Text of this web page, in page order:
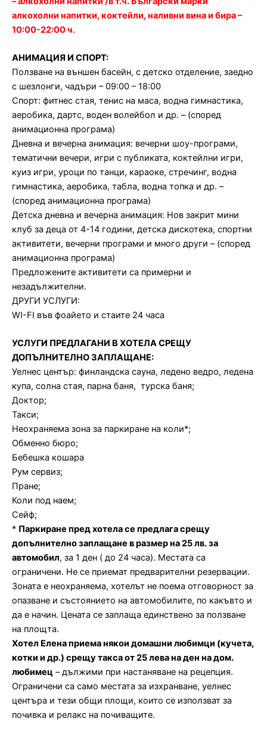
алкохолни напитки, коктейли, наливни вина и бира –
10:00-22:00 ч.
АНИМАЦИЯ И СПОРТ:
Ползване на външен басейн, с детскo отделениe, заедно
с шезлонги, чадъри – 09:00 – 18:00
Спорт: фитнес стая, тенис на маса, водна гимнастика,
аеробика, дартс, воден волейбол и др. – (според
анимационна програма)
Дневна и вечерна анимация: вечерни шоу-програми,
тематични вечери, игри с публиката, коктейлни игри,
куиз игри, уроци по танци, караоке, стречинг, водна
гимнастика, аеробика, табла, водна топка и др. –
(според анимационна програма)
Детска дневна и вечерна анимация: Нов закрит мини
клуб за деца от 4-14 години, детска дискотека, спортни
активитети, вечерни програми и много други – (според
анимационна програма)
Предложените активитети са примерни и
незадължителни.
ДРУГИ УСЛУГИ:
WI-FI във фоайето и стаите 24 часа
УСЛУГИ ПРЕДЛАГАНИ В ХОТЕЛА СРЕЩУ
ДОПЪЛНИТЕЛНО ЗАПЛАЩАНЕ:
Уелнес център: финландска сауна, ледено ведро, ледена
купа, солна стая, парна баня, турска баня;
Доктор;
Такси;
Неохраняема зона за паркиране на коли*;
Обменно бюро;
Бебешка кошара
Рум сервиз;
Пране;
Коли под наем;
Сейф;
* Паркиране пред хотела се предлага срещу
допълнително заплащане в размер на 25 лв. за
автомобил, за 1 ден ( до 24 часа). Местата са
ограничени. Не се приемат предварителни резервации.
Зоната е неохраняема, хотелът не поема отговорност за
опазване и състоянието на автомобилите, по какъвто и
да е начин. Цената се заплаща единствено за ползване
на площта.
Хотел Елена приема някои домашни любимци (кучета,
котки и др.) срещу такса от 25 лева на ден на дом.
любимец – дължими при настаняване на рецепция.
Ограничени са само местата за изхранване, уелнес
центъра и тези общи площи, които се използват за
почивка и релакс на почиващите.